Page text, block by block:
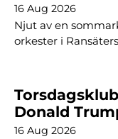
16 Aug 2026
Njut av en
orkester i
Donald
16 Aug 2026